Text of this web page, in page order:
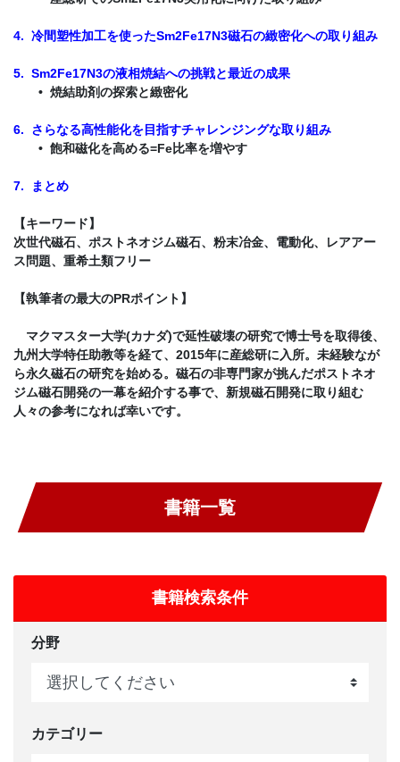
4. 冷間塑性加工を使ったSm2Fe17N3磁石の緻密化への取り組み
5. Sm2Fe17N3の液相焼結への挑戦と最近の成果
• 焼結助剤の探索と緻密化
6. さらなる高性能化を目指すチャレンジングな取り組み
• 飽和磁化を高める=Fe比率を増やす
7. まとめ
【キーワード】
次世代磁石、ポストネオジム磁石、粉末冶金、電動化、レアアー
ス問題、重希土類フリー
【執筆者の最大のPRポイント】
マクマスター大学(カナダ)で延性破壊の研究で博士号を取得後、
九州大学特任助教等を経て、2015年に産総研に入所。未経験なが
ら永久磁石の研究を始める。磁石の非専門家が挑んだポストネオ
ジム磁石開発の一幕を紹介する事で、新規磁石開発に取り組む
人々の参考になれば幸いです。
書籍一覧
書籍検索条件
分野
カテゴリー